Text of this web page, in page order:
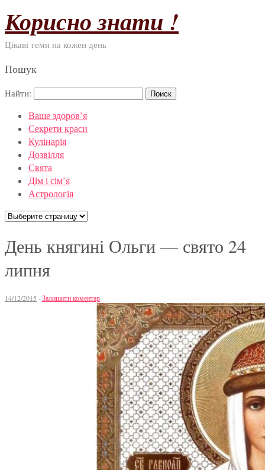
Корисно знати !
Цікаві теми на кожен день
Пошук
Найти:
Ваше здоров’я
Секрети краси
Кулінарія
Дозвілля
Свята
Дім і сім’я
Астрологія
День княгині Ольги — свято 24
липня
14/12/2015 · Залишити коментар